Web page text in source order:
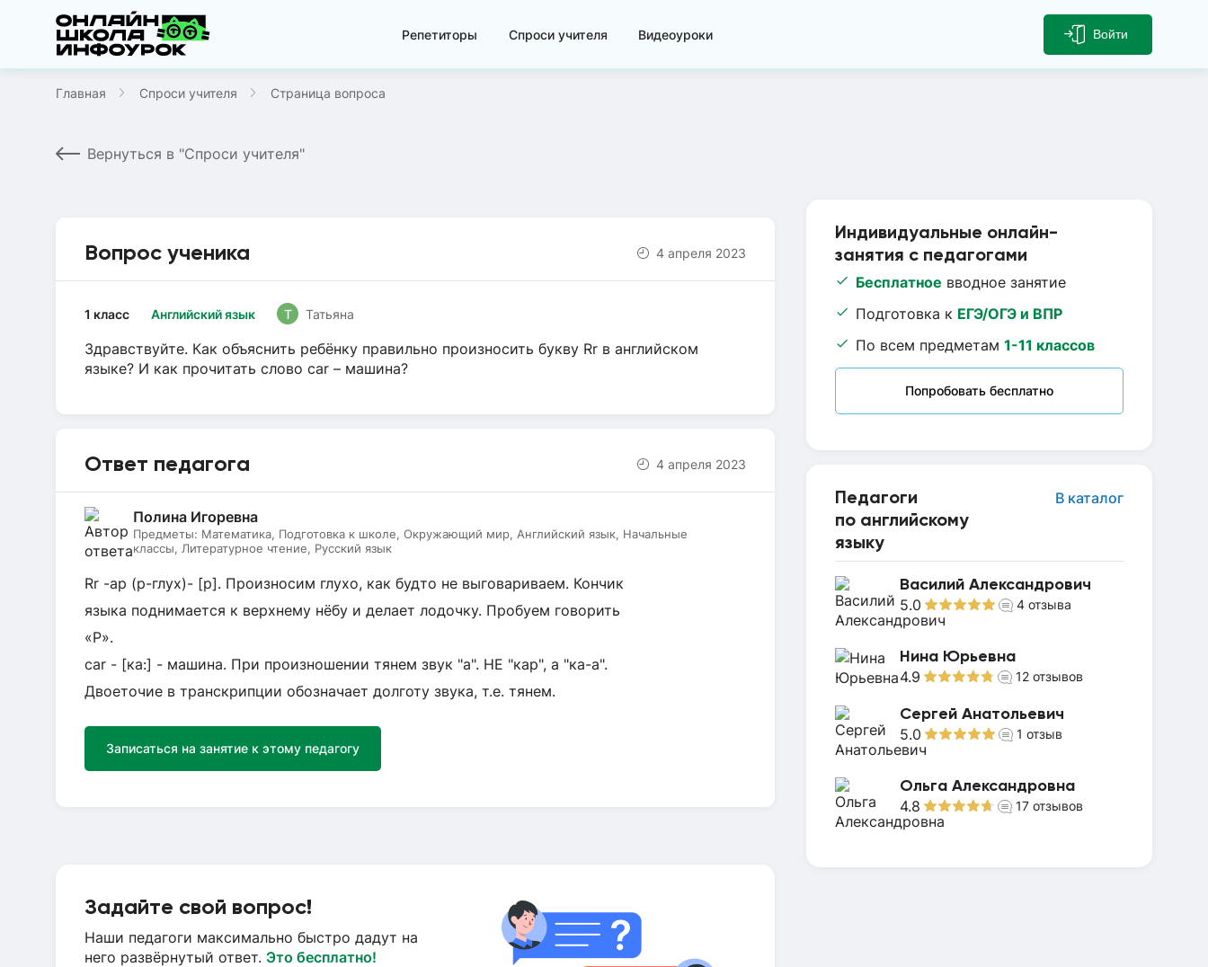
Репетиторы Спроси учителя Видеоуроки Войти
Главная Спроси учителя Страница вопроса
Вернуться в "Спроси учителя"
Индивидуальные онлайн-
занятия с педагогами
Бесплатное вводное занятие
Подготовка к ЕГЭ/ОГЭ и ВПР
По всем предметам 1-11 классов
Попробовать бесплатно
Педагоги
по английскому
языку
В каталог
Василий Александрович
5.0 4 отзыва
Нина Юрьевна
4.9 12 отзывов
Сергей Анатольевич
5.0 1 отзыв
Ольга Александровна
4.8 17 отзывов
Вопрос ученика 4 апреля 2023
Английский язык
1 класс Т Татьяна
Здравствуйте. Как объяснить ребёнку правильно произносить букву Rr в английском
языке? И как прочитать слово car – машина?
Ответ педагога 4 апреля 2023
Полина Игоревна
Предметы: Математика, Подготовка к школе, Окружающий мир, Английский язык, Начальные
классы, Литературное чтение, Русский язык
Rr -ар (р-глух)- [р]. Произносим глухо, как будто не выговариваем. Кончик
языка поднимается к верхнему нёбу и делает лодочку. Пробуем говорить
«Р».
car - [ка:] - машина. При произношении тянем звук "а". НЕ "кар", а "ка-а".
Двоеточие в транскрипции обозначает долготу звука, т.е. тянем.
Записаться на занятие к этому педагогу
Задайте свой вопрос!
Наши педагоги максимально быстро дадут на
него развёрнутый ответ. Это бесплатно!